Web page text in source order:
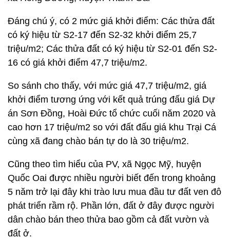
Đáng chú ý, có 2 mức giá khởi điểm: Các thửa đất
có ký hiệu từ S2-17 đến S2-32 khởi điểm 25,7
triệu/m2; Các thửa đất có ký hiệu từ S2-01 đến S2-
16 có giá khởi điểm 47,7 triệu/m2.
So sánh cho thấy, với mức giá 47,7 triệu/m2, giá
khởi điểm tương ứng với kết quả trúng đấu giá Dự
án Sơn Đồng, Hoài Đức tổ chức cuối năm 2020 và
cao hơn 17 triệu/m2 so với đất đấu giá khu Trại Cá
cùng xã đang chào bán tự do là 30 triệu/m2.
Cũng theo tìm hiểu của PV, xã Ngọc Mỹ, huyện
Quốc Oai được nhiều người biết đến trong khoảng
5 năm trở lại đây khi trào lưu mua đầu tư đất ven đô
phát triển rầm rộ. Phần lớn, đất ở đây được người
dân chào bán theo thửa bao gồm cả đất vườn và
đất ở.